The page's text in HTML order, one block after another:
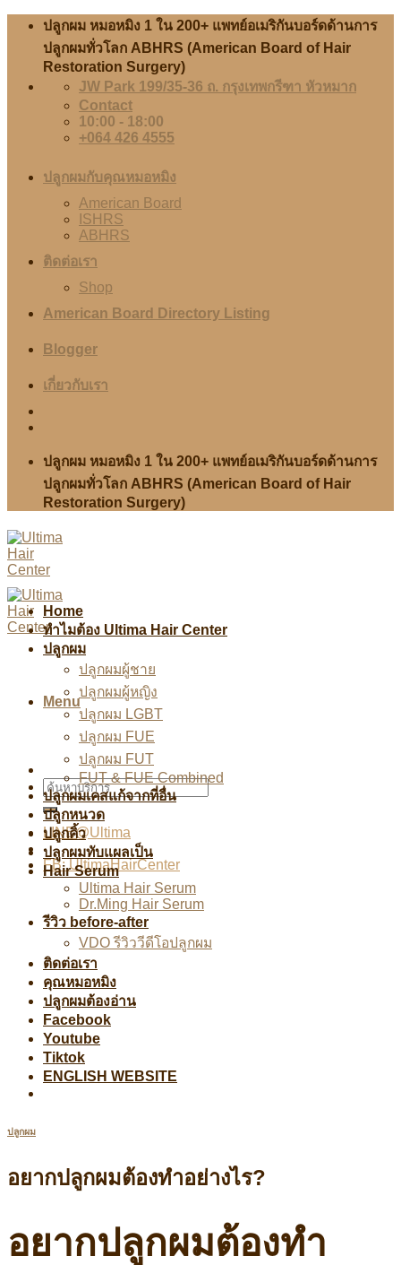
Skip
content
ปลูกผม หมอหมิง 1 ใน 200+ แพทย์อเมริกันบอร์ดด้านการ
ปลูกผมทั่วโลก ABHRS (American Board of Hair
Restoration Surgery)
JW Park 199/35-36 ถ. กรุงเทพกรีฑา หัวหมาก
Contact
10:00 - 18:00
+064 426 4555
ปลูกผมกับคุณหมอหมิง
American Board
ISHRS
ABHRS
ติดต่อเรา
Shop
American Board Directory Listing
Blogger
เกี่ยวกับเรา
ปลูกผม หมอหมิง 1 ใน 200+ แพทย์อเมริกันบอร์ดด้านการ
ปลูกผมทั่วโลก ABHRS (American Board of Hair
Restoration Surgery)
Menu
LINE@Ultima
FB: UltimaHairCenter
Home
ทำไมต้อง Ultima Hair Center
ปลูกผม
ปลูกผมผู้ชาย
ปลูกผมผู้หญิง
ปลูกผม LGBT
ปลูกผม FUE
ปลูกผม FUT
FUT & FUE Combined
ปลูกผมเคสแก้จากที่อื่น
ปลูกหนวด
ปลูกคิ้ว
ปลูกผมทับแผลเป็น
Hair Serum
Ultima Hair Serum
Dr.Ming Hair Serum
รีวิว before-after
VDO รีวิววีดีโอปลูกผม
ติดต่อเรา
คุณหมอหมิง
ปลูกผมต้องอ่าน
Facebook
Youtube
Tiktok
ENGLISH WEBSITE
ปลูกผม
อยากปลูกผมต้องทำอย่างไร?
อยากปลูกผมต้องทำ